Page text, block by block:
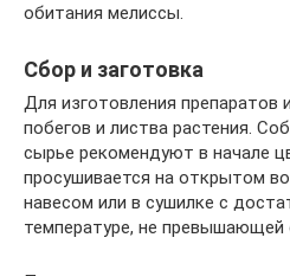
обитания мелиссы.
Сбор и заготовка
Для изготовления препаратов
побегов и листва растения.
сырье рекомендуют в начале
просушивается на открытом
навесом или в сушилке с
температуре, не превышающей